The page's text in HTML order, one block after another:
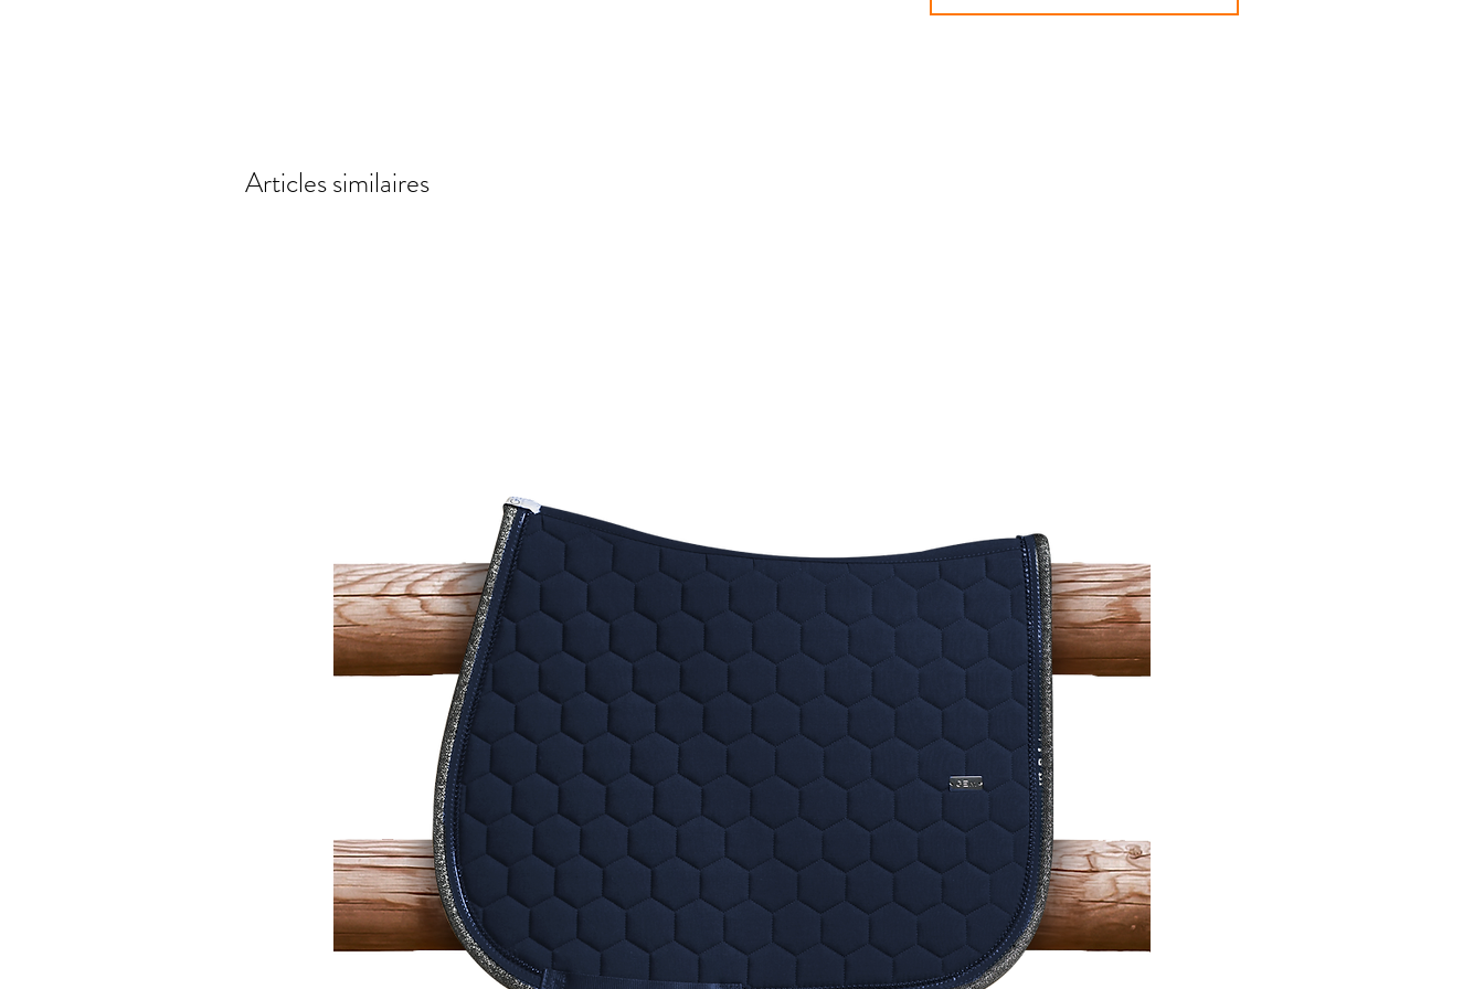
l’envers pour préserver les grips, pas de
Articles similaires